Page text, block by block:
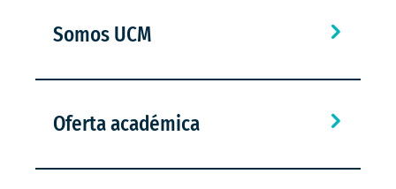
Somos UCM
Oferta académica